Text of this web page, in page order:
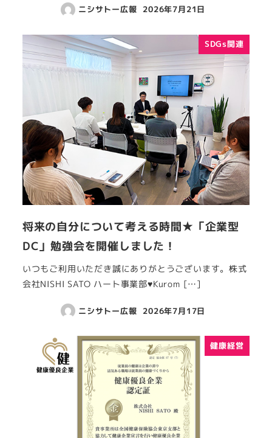
ニシサトー広報 2026年7月21日
SDGs関連
将来の自分について考える時間★「企業型
DC」勉強会を開催しました！
いつもご利用いただき誠にありがとうございます。株式
会社NISHI SATO ハート事業部♥Kurom […]
ニシサトー広報 2026年7月17日
健康経営